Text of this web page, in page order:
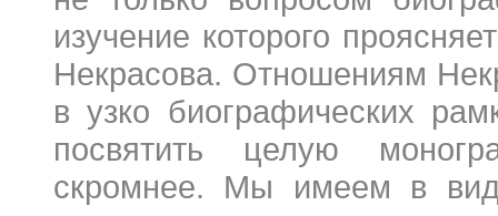
изучение которого
Некрасова. Отношениям
в узко биографических
посвятить целую
скромнее. Мы имеем в